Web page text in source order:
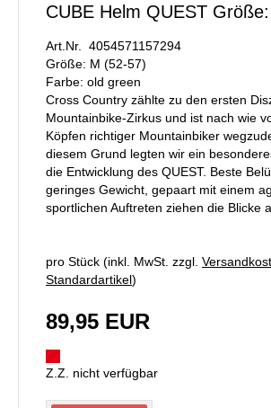
CUBE Helm QUEST
Art.Nr. 4054571157294
Größe: M (52-57)
Farbe: old green
Cross Country zählte zu den ersten
Mountainbike-Zirkus und ist nach wie
Köpfen richtiger Mountainbiker
diesem Grund legten wir ein
die Entwicklung des QUEST. Beste
geringes Gewicht, gepaart mit einem
sportlichen Auftreten ziehen die Blicke
pro Stück (inkl. MwSt. zzgl.
Standardartikel)
89,95 EUR
Z.Z. nicht verfügbar